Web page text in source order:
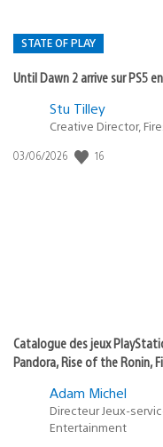
STATE OF PLAY
Until Dawn 2 arrive sur PS5
Postée
:
Stu Tilley
Creative Director,
Date
03/06/2026 16
Catalogue des jeux
Pandora, Rise of the Ronin,
Adam Michel
Directeur Jeux-
Entertainment